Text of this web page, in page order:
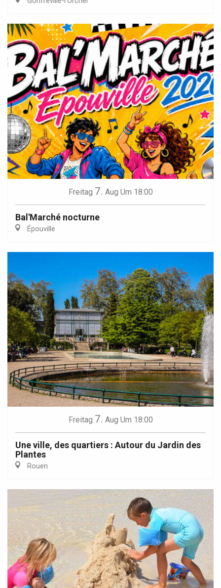
Freitag 7. Aug Um 18:00
Bal'Marché nocturne
Épouville
Freitag 7. Aug Um 18:00
Une ville, des quartiers : Autour du Jardin des
Plantes
Rouen